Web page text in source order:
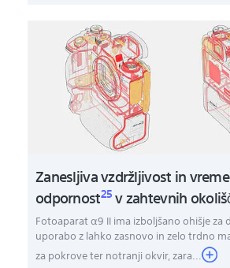
Zanesljiva vzdržljivost in
odpornost25v zahtevnih
Fotoaparat α9 II ima izboljšano ohišje za
uporabo z lahko zasnovo in zelo trdno
za pokrove ter notranji okvir, zara...